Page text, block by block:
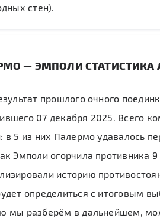
стен).
— ЭМПОЛИ СТАТИСТИКА
прошлого очного
07 декабря 2025. Всего
в 5 из них Палермо удавалось
Эмполи огорчила противника
историю
определиться с итоговым
мы разберём в дальнейшем,